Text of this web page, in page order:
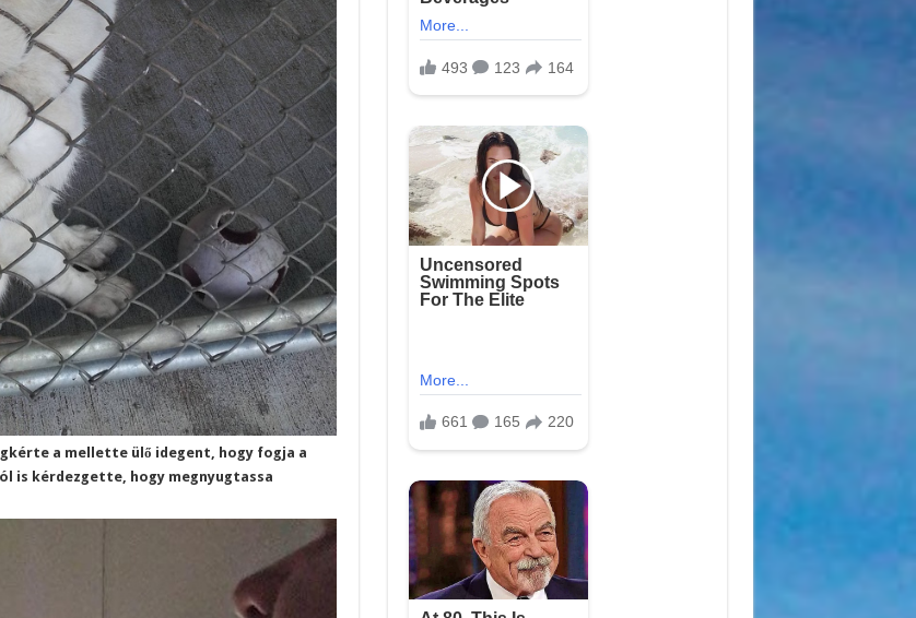
a mellette ülő idegent, hogy fogja a
is kérdezgette, hogy megnyugtassa